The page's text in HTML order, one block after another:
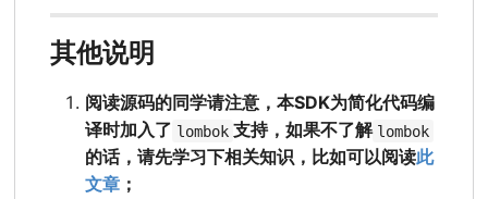
其他说明
阅读源码的同学请注意，本SDK为简化代码编
译时加入了 lombok 支持，如果不了解 lombok
的话，请先学习下相关知识，比如可以阅读此
文章 ；